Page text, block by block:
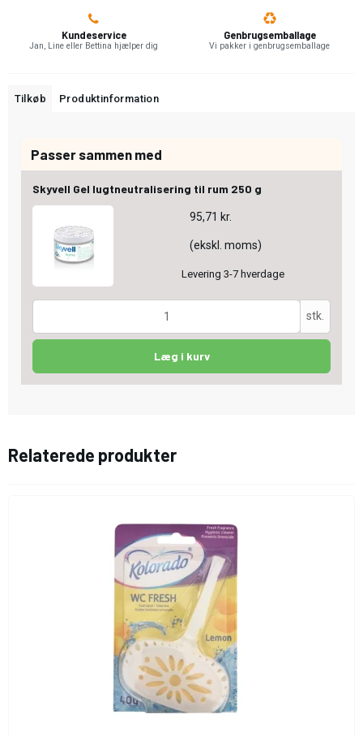
Kundeservice
Jan, Line eller Bettina hjælper dig
Genbrugsemballage
Vi pakker i genbrugsemballage
Tilkøb Produktinformation
Passer sammen med
Skyvell Gel lugtneutralisering til rum 250 g
95,71 kr.
(ekskl. moms)
Levering 3-7 hverdage
stk.
Læg i kurv
Relaterede produkter